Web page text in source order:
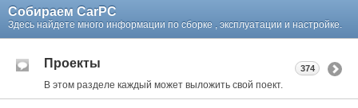
Собираем CarPC
Здесь найдете много информации по сборке , эксплуатации и настройке.
Проекты
В этом разделе каждый может выложить свой поект.
374